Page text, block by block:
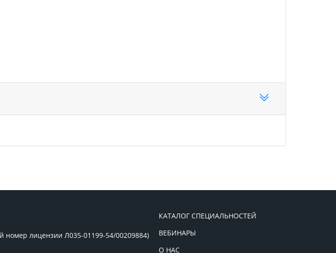
лицензии Л035-01199-54/00209884)
КАТАЛОГ СПЕЦИАЛЬНОСТЕЙ
ВЕБИНАРЫ
О НАС